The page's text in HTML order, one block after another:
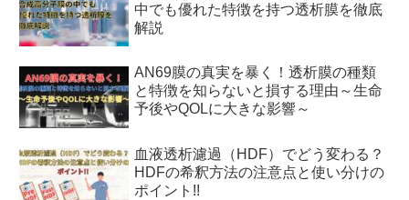
中でも優れた特徴を持つ透析膜を徹底
解説
AN69膜の真実を暴く！透析膜の種類
と特徴を知らないと損する理由～生命
予後やQOLに大きな影響～
血液透析濾過（HDF）でどう変わる？
HDFの希釈方法の注意点と使い分けの
ポイント!!